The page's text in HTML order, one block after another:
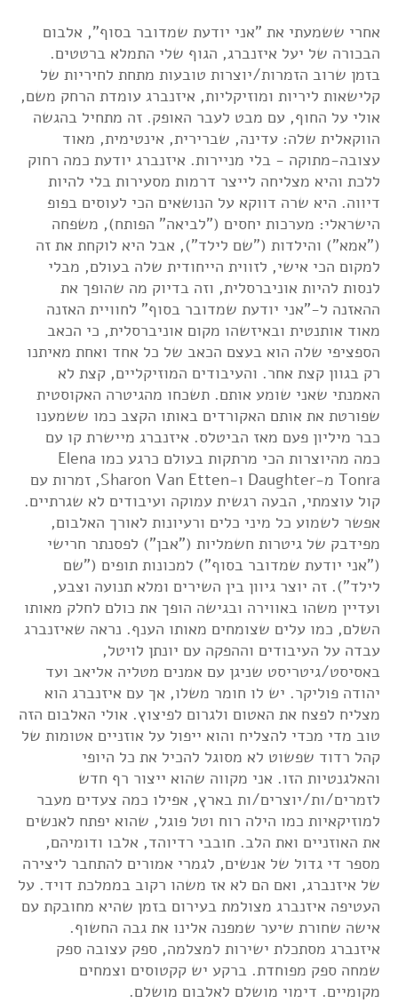
אחרי ששמעתי את "אני יודעת שמדובר בסוף", אלבום
הבכורה של יעל איזנברג, הגוף שלי התמלא ברטטים.
בזמן שרוב הזמרות/יוצרות טובעות מתחת לחיריות של
קלישאות ליריות ומוזיקליות, איזנברג עומדת הרחק משם,
אולי על החוף, עם מבט לעבר האופק. זה מתחיל בהגשה
הווקאלית שלה: עדינה, שברירית, אינטימית, מאוד
עצובה-מתוקה - בלי מניירות. איזנברג יודעת כמה רחוק
ללכת והיא מצליחה לייצר דרמות מסעירות בלי להיות
דיווה. היא שרה דווקא על הנושאים הכי לעוסים בפופ
הישראלי: מערכות יחסים ("לביאה" הפותח), משפחה
("אמא") והילדות ("שם לילד"), אבל היא לוקחת את זה
למקום הכי אישי, לזווית הייחודית שלה בעולם, מבלי
לנסות להיות אוניברסלית, וזה בדיוק מה שהופך את
ההאזנה ל-"אני יודעת שמדובר בסוף" לחוויית האזנה
מאוד אותנטית ובאיזשהו מקום אוניברסלית, כי הכאב
הספציפי שלה הוא בעצם הכאב של כל אחד ואחת מאיתנו
רק בגוון קצת אחר. והעיבודים המוזיקליים, קצת לא
האמנתי שאני שומע אותם. תשכחו מהגיטרה האקוסטית
שפורטת את אותם האקורדים באותו הקצב כמו ששמענו
כבר מיליון פעם מאז הביטלס. איזנברג מיישרת קו עם
כמה מהיוצרות הכי מרתקות בעולם כרגע כמו Elena
Tonra מ-Daughter ו-Sharon Van Etten, זמרות עם
קול עוצמתי, הבעה רגשית עמוקה ועיבודים לא שגרתיים.
אפשר לשמוע כל מיני כלים ורעיונות לאורך האלבום,
מפידבק של גיטרות חשמליות ("אבן") לפסנתר חרישי
("אני יודעת שמדובר בסוף") למכונות תופים ("שם
לילד"). זה יוצר גיוון בין השירים ומלא תנועה וצבע,
ועדיין משהו באווירה ובגישה הופך את כולם לחלק מאותו
השלם, כמו עלים שצומחים מאותו הענף. נראה שאיזנברג
עבדה על העיבודים וההפקה עם יונתן לויטל,
באסיסט/גיטריסט שניגן עם אמנים מטליה אליאב ועד
יהודה פוליקר. יש לו חומר משלו, אך עם איזנברג הוא
מצליח לפצח את האטום ולגרום לפיצוץ. אולי האלבום הזה
טוב מדי מכדי להצליח והוא ייפול על אוזניים אטומות של
קהל רדוד שפשוט לא מסוגל להכיל את כל היופי
והאלגנטיות הזו. אני מקווה שהוא ייצור רף חדש
לזמרים/ות/יוצרים/ות בארץ, אפילו כמה צעדים מעבר
למוזיקאיות כמו הילה רוח וטל פוגל, שהוא יפתח לאנשים
את האוזניים ואת הלב. חובבי רדיוהד, אלבו ודומיהם,
מספר די גדול של אנשים, לגמרי אמורים להתחבר ליצירה
של איזנברג, ואם הם לא אז משהו רקוב בממלכת דויד. על
העטיפה איזנברג מצולמת בעירום בזמן שהיא מחובקת עם
אישה שחורת שיער שמפנה אלינו את גבה החשוף.
איזנברג מסתכלת ישירות למצלמה, ספק עצובה ספק
שמחה ספק מפוחדת. ברקע יש קקטוסים וצמחים
מקומיים. דימוי מושלם לאלבום מושלם.